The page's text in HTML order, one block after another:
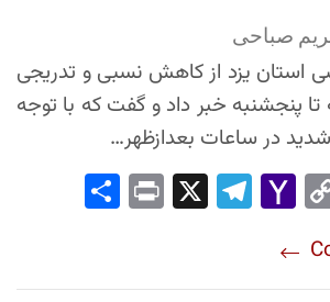
صباحی
استان یزد از کاهش نسبی و تدریجی
تا پنجشنبه خبر داد و گفت که با توجه
در ساعات بعدازظهر…
Co
Lin
k
Yah
l
Tel
Pri